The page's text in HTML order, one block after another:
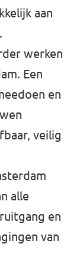
aan
werken
Een
en
veilig
alle
en
van